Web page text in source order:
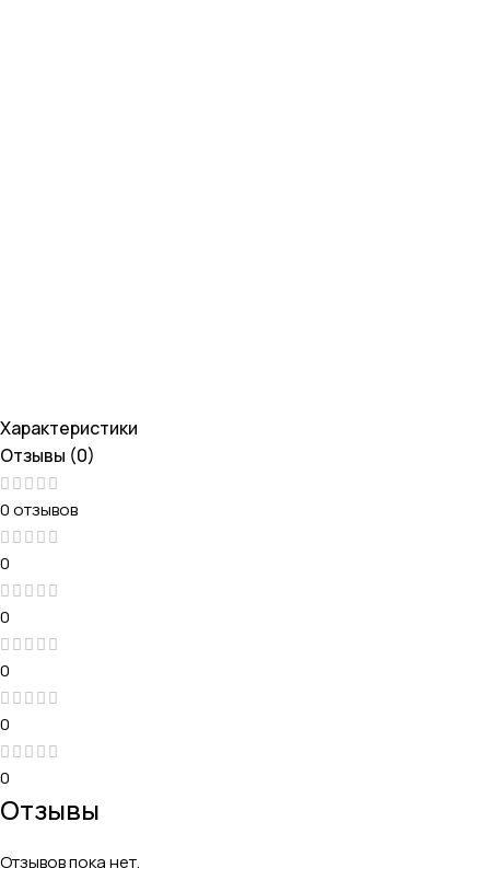
Характеристики
Отзывы (0)
0 отзывов
0
0
0
0
0
Отзывы
Отзывов пока нет.